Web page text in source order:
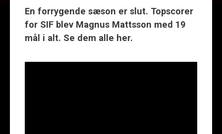
En forrygende sæson er slut. Topscorer
for SIF blev Magnus Mattsson med 19
mål i alt. Se dem alle her.